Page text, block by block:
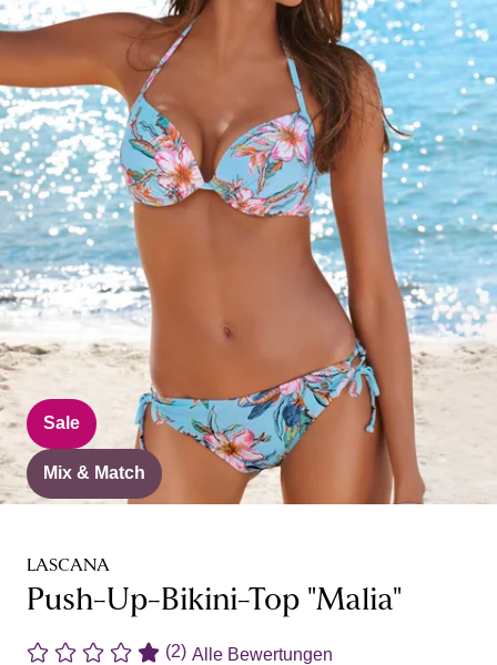
Sale
Mix & Match
LASCANA
Push-Up-Bikini-Top "Malia"
(2) Alle Bewertungen